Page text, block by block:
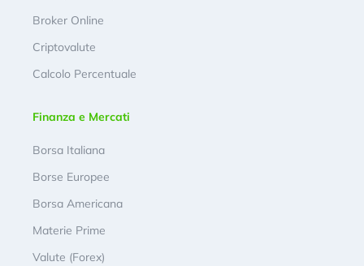
Broker Online
Criptovalute
Calcolo Percentuale
Finanza e Mercati
Borsa Italiana
Borse Europee
Borsa Americana
Materie Prime
Valute (Forex)